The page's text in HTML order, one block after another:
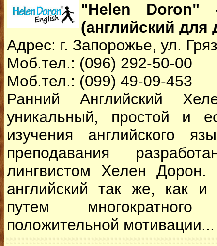
"Helen Doron"
(английский для
Адрес: г. Запорожье, ул.
Моб.тел.: (096) 292-50-00
Моб.тел.: (099) 49-09-453
Ранний Английский
уникальный, простой и
изучения английского
преподавания
лингвистом Хелен Дорон.
английский так же, как
путем
положительной